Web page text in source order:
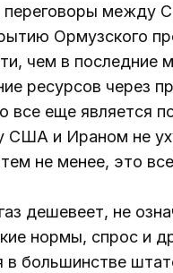
между
Ормузского
чем в последние
ресурсов через
все еще является
США и Ираном не
не менее, это
дешевеет, не
нормы, спрос и
большинстве